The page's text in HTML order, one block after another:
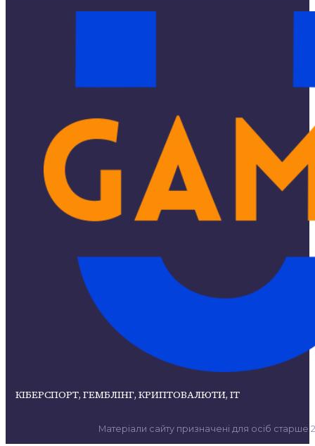
КІБЕРСПОРТ, ГЕМБЛІНГ, КРИПТОВАЛЮТИ, ІТ
Матеріали сайту призначені для осіб старше